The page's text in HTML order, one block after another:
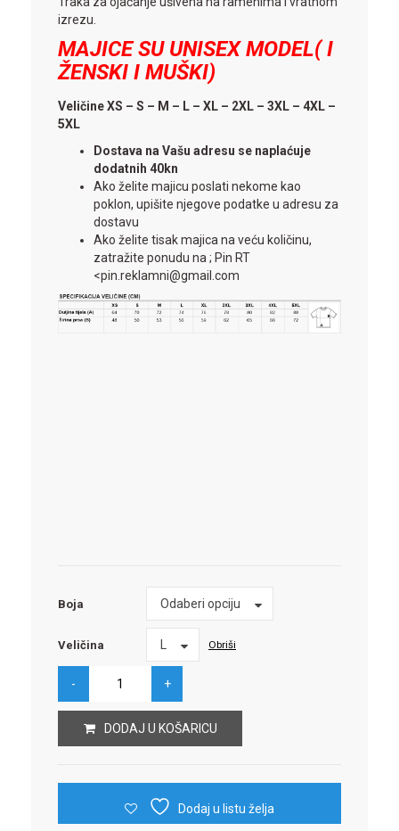
izrezu.
MAJICE SU UNISEX MODEL( I
ŽENSKI I MUŠKI)
Veličine XS – S – M – L – XL – 2XL – 3XL – 4XL –
5XL
Dostava na Vašu adresu se naplaćuje
dodatnih 40kn
Ako želite majicu poslati nekome kao
poklon, upišite njegove podatke u adresu za
dostavu
Ako želite tisak majica na veću količinu,
zatražite ponudu na ; Pin RT
<pin.reklamni@gmail.com
Boja Odaberi opciju
Boja
Veličina Veličina Obriši
DODAJ U KOŠARICU
Dodaj u listu želja